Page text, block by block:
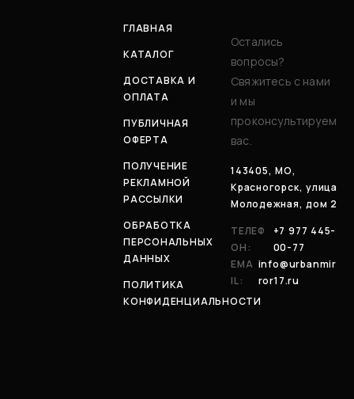
ГЛАВНАЯ
КАТАЛОГ
ДОСТАВКА И
ОПЛАТА
ПУБЛИЧНАЯ
ОФЕРТА
ПОЛУЧЕНИЕ
РЕКЛАМНОЙ
РАССЫЛКИ
ОБРАБОТКА
ПЕРСОНАЛЬНЫХ
ДАННЫХ
ПОЛИТИКА
КОНФИДЕНЦИАЛЬНОСТИ
Остались
вопросы?
Свяжитесь с нами
и мы
проконсультируем
вас.
143405, МО,
Красногорск, улица
Молодежная, дом 2
ТЕЛЕФ
ОН:
+7 977 445-
00-77
EMA
IL:
info@urbanmir
ror17.ru